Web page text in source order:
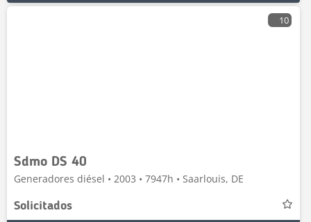
10
Sdmo DS 40
Generadores diésel • 2003 • 7947h • Saarlouis, DE
Solicitados